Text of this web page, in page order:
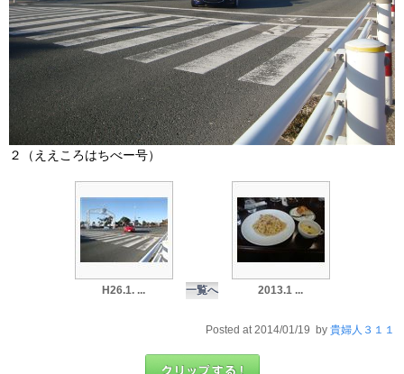
２（ええころはちべー号）
H26.1. ... 一覧へ 2013.1 ...
Posted at 2014/01/19 by 貴婦人３１１